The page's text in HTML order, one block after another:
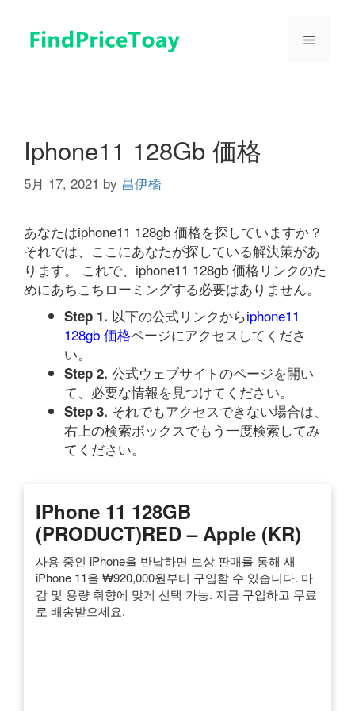
メ
Iphone11 128Gb 価格
5月 17, 2021 by 昌伊橋
あなたはiphone11 128gb 価格を探していますか？
それでは、ここにあなたが探している解決策があ
ります。 これで、iphone11 128gb 価格リンクのた
めにあちこちローミングする必要はありません。
Step 1. 以下の公式リンクからiphone11
128gb 価格ページにアクセスしてくださ
い。
Step 2. 公式ウェブサイトのページを開い
て、必要な情報を見つけてください。
Step 3. それでもアクセスできない場合は、
右上の検索ボックスでもう一度検索してみ
てください。
IPhone 11 128GB
(PRODUCT)RED – Apple (KR)
사용 중인 iPhone을 반납하면 보상 판매를 통해 새
iPhone 11을 ₩920,000원부터 구입할 수 있습니다. 마
감 및 용량 취향에 맞게 선택 가능. 지금 구입하고 무료
로 배송받으세요.